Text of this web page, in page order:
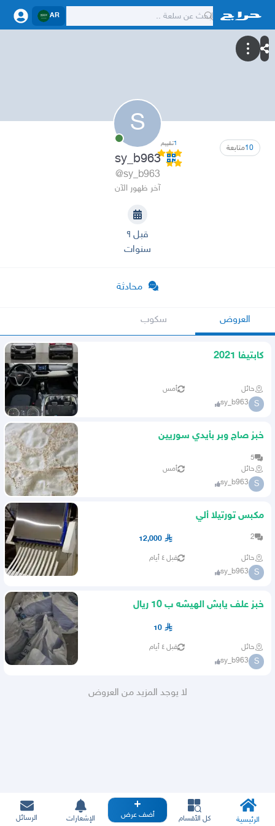
AR
S
10متابعة 1تقييم
sy_b963
@sy_b963
آخر ظهور الآن
قبل ٩
سنوات
محادثة
العروض سكوب
كابتيفا 2021
حائل أمس
S
sy_b963
خبز صاج وبر بأيدي سوريين
5
حائل
أمس
S
sy_b963
مكبس تورتيلا ألي
2
12,000
حائل قبل ٤ أيام
S
sy_b963
خبز علف يابش الهيشه ب 10 ريال
10
حائل قبل ٤ أيام
S
sy_b963
لا يوجد المزيد من العروض
الرئيسية كل الأقسام أضف عرض الإشعارات الرسائل